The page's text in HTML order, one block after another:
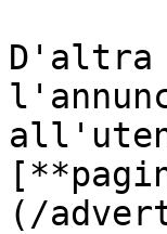
D'altra
(/